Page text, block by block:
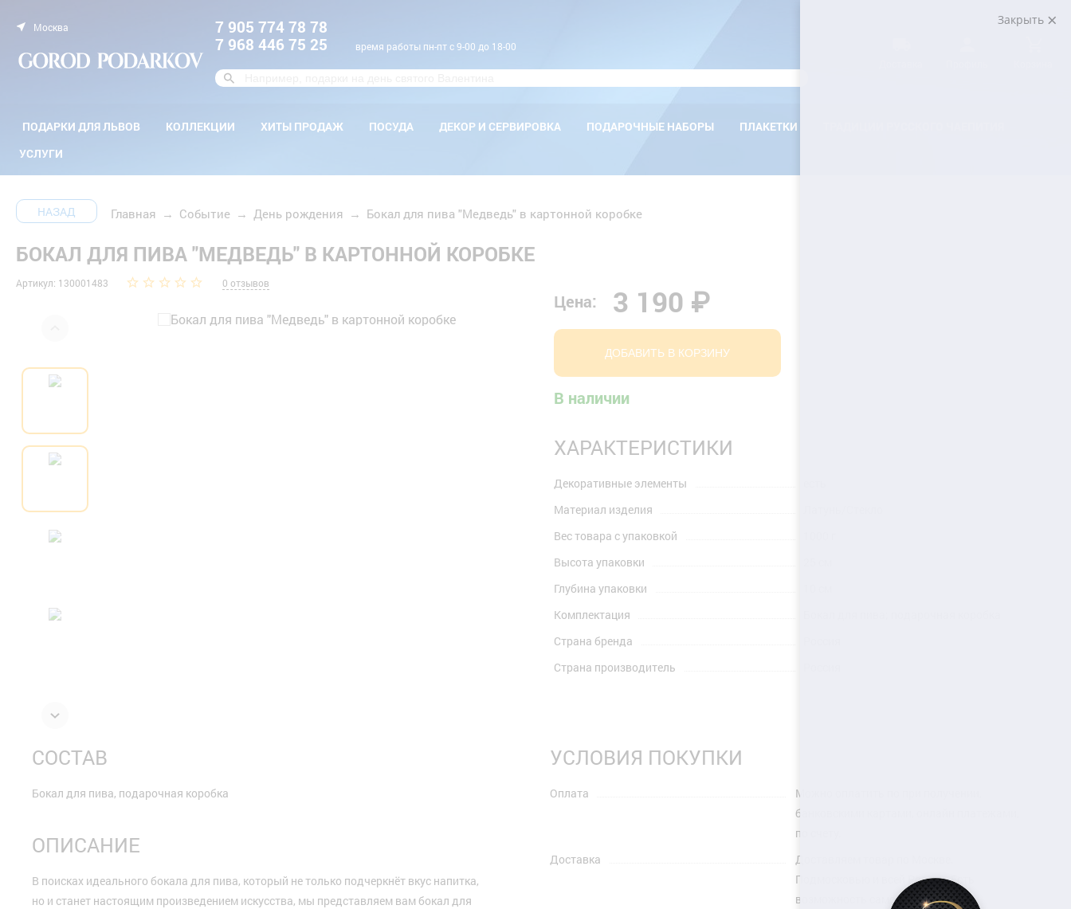
Москва
7 905 774 78 78
7 968 446 75 25
время работы пн-пт с 9-00 до 18-00
ПОДАРКИ ДЛЯ ЛЬВОВ КОЛЛЕКЦИИ ХИТЫ ПРОДАЖ ПОСУДА ДЕКОР И СЕРВИРОВКА ПОДАРОЧНЫЕ НАБОРЫ ПЛАКЕТКИ
УСЛУГИ
НАЗАД Главная → Событие → День рождения → Бокал для пива "Медведь" в картонной коробке
БОКАЛ ДЛЯ ПИВА "МЕДВЕДЬ" В КАРТОННОЙ КОРОБКЕ
Артикул: 130001483 0 отзывов
Цена: 3 190 ₽
ДОБАВИТЬ В КОРЗИНУ
В наличии
ХАРАКТЕРИСТИКИ
Декоративные элементы
Материал изделия
Вес товара с упаковкой
Высота упаковки
Глубина упаковки
Комплектация
Страна бренда
Страна производитель
СОСТАВ
Бокал для пива, подарочная коробка
ОПИСАНИЕ
В поисках идеального бокала для пива, который не только подчеркнёт вкус напитка,
но и станет настоящим произведением искусства, мы представляем вам бокал для
УСЛОВИЯ ПОКУПКИ
Оплата
Можно оплатить по при получении,
банковскими картами, онлайн платежами,
по счету.
Доставка
Доставляем товар по Москве,
Подмосковью и всей России. Есть
возможность самовывоза.
Закрыть